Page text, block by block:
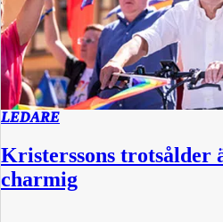
LEDARE
Kristerssons trotsålder
charmig